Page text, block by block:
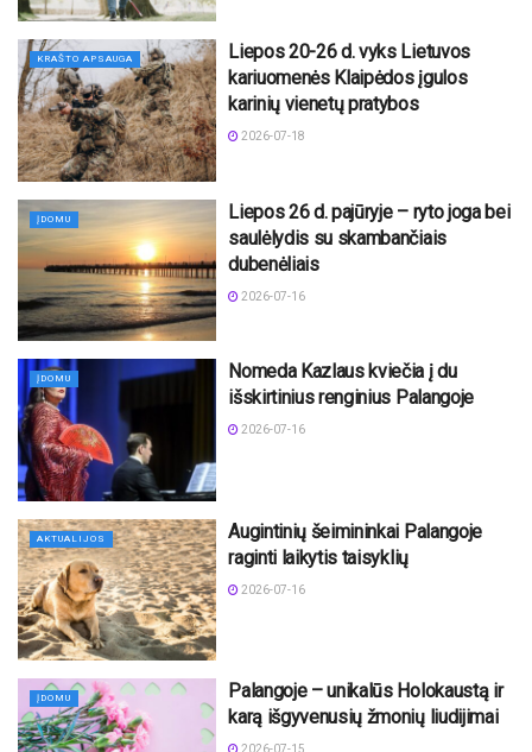
KRAŠTO APSAUGA
Liepos 20-26 d. vyks Lietuvos
kariuomenės Klaipėdos įgulos
karinių vienetų pratybos
2026-07-18
ĮDOMU
Liepos 26 d. pajūryje – ryto joga bei
saulėlydis su skambančiais
dubenėliais
2026-07-16
ĮDOMU
Nomeda Kazlaus kviečia į du
išskirtinius renginius Palangoje
2026-07-16
AKTUALIJOS
Augintinių šeimininkai Palangoje
raginti laikytis taisyklių
2026-07-16
ĮDOMU
Palangoje – unikalūs Holokaustą ir
karą išgyvenusių žmonių liudijimai
2026-07-15